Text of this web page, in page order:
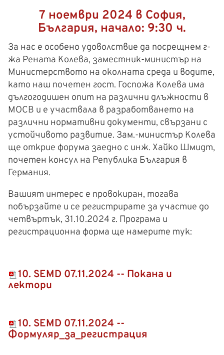
7 ноември 2024 в София,
България, начало: 9:30 ч.
За нас е особено удоволствие да посрещнем г-
жа Рената Колева, заместник-министър на
Министерството на околната среда и водите,
като наш почетен гост. Госпожа Колева има
дългогодишен опит на различни длъжности в
МОСВ и е участвала в разработването на
различни нормативни документи, свързани с
устойчивото развитие. Зам.-министър Колева
ще открие форума заедно с инж. Хайко Шмидт,
почетен консул на Република България в
Германия.
Вашият интерес е провокиран, тогава
побързайте и се регистрирате за участие до
четвъртък, 31.10.2024 г. Програма и
регистрационна форма ще намерите тук:
10. SEMD 07.11.2024 -- Покана и
лектори
10. SEMD 07.11.2024 --
Формуляр_за_регистрация